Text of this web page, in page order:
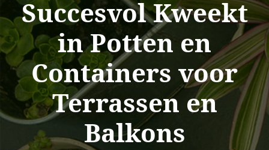
Succesvol Kweekt
in Potten en
Containers voor
Terrassen en
Balkons